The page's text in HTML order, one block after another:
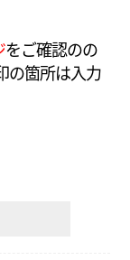
をご確認のの
の箇所は入力